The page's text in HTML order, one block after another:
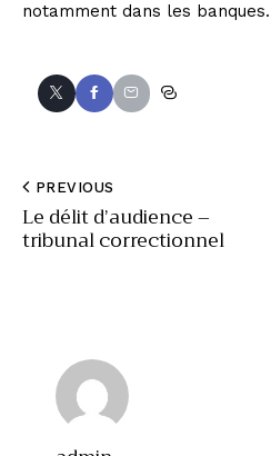
notamment dans les banques.
PREVIOUS
Le délit d’audience –
tribunal correctionnel